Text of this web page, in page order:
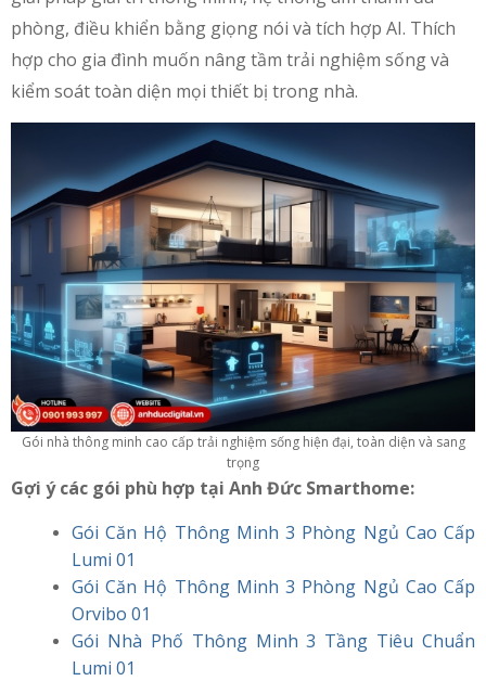
phòng, điều khiển bằng giọng nói và tích hợp AI. Thích
hợp cho gia đình muốn nâng tầm trải nghiệm sống và
kiểm soát toàn diện mọi thiết bị trong nhà.
Gói nhà thông minh cao cấp trải nghiệm sống hiện đại, toàn diện và sang
trọng
Gợi ý các gói phù hợp tại Anh Đức Smarthome:
Gói Căn Hộ Thông Minh 3 Phòng Ngủ Cao Cấp
Lumi 01
Gói Căn Hộ Thông Minh 3 Phòng Ngủ Cao Cấp
Orvibo 01
Gói Nhà Phố Thông Minh 3 Tầng Tiêu Chuẩn
Lumi 01